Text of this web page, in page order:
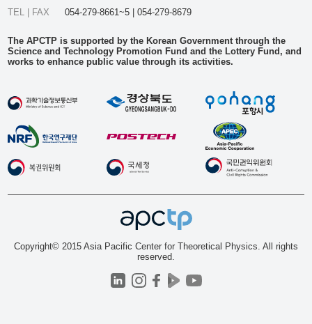
TEL | FAX
054-279-8661~5 | 054-279-8679
The APCTP is supported by the Korean Government through the
Science and Technology Promotion Fund and the Lottery Fund, and
works to enhance public value through its activities.
Copyright© 2015 Asia Pacific Center for Theoretical Physics. All rights
reserved.